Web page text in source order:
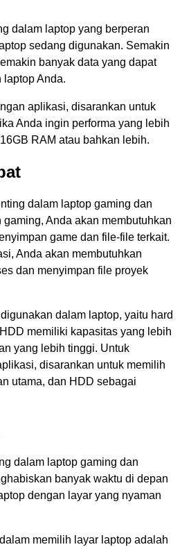
dalam laptop yang berperan
sedang digunakan. Semakin
banyak data yang dapat
Anda.
aplikasi, disarankan untuk
Anda ingin performa yang lebih
RAM atau bahkan lebih.
dalam laptop gaming dan
Anda akan membutuhkan
game dan file-file terkait.
Anda akan membutuhkan
dan menyimpan file proyek
dalam laptop, yaitu hard
memiliki kapasitas yang lebih
yang lebih tinggi. Untuk
disarankan untuk memilih
utama, dan HDD sebagai
dalam laptop gaming dan
banyak waktu di depan
dengan layar yang nyaman
memilih layar laptop adalah